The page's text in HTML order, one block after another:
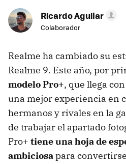
Ricardo Aguilar
Colaborador
Realme ha cambiado su
Realme 9. Este año, por
modelo Pro+, que llega
una mejor experiencia en
hermanos y rivales en la
de trabajar el apartado
Pro+ tiene una hoja de
ambiciosapara